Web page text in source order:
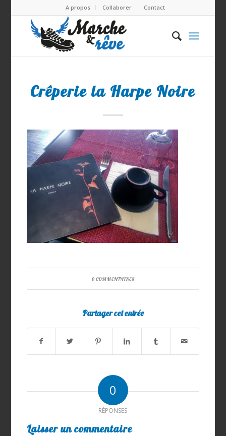
A propos Collaborer Contact
Crêperie la Harpe Noire
0 COMMENTAIRES
Partager cet entrée
0
RÉPONSES
Laisser un commentaire